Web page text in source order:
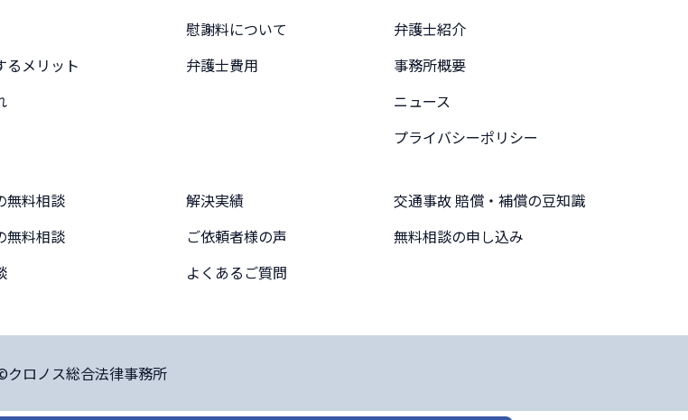
るメリット
慰謝料について
弁護士費用
弁護士紹介
事務所概要
ニュース
プライバシーポリシー
無料相談
無料相談
解決実績
ご依頼者様の声
よくあるご質問
交通事故 賠償・補償の豆知識
無料相談の申し込み
クロノス総合法律事務所